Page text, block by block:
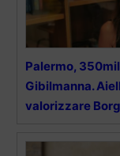
Palermo,
Gibilmanna.
valorizzare